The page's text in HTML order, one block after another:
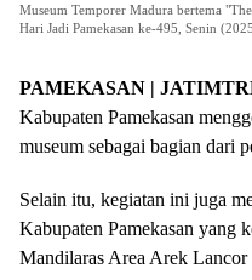
Museum Temporer Madura bertema
Hari Jadi Pamekasan ke-495, Senin
PAMEKASAN |
Kabupaten Pamekasan
museum sebagai bagian dari
Selain itu, kegiatan ini juga
Kabupaten Pamekasan yang
Mandilaras Area Arek Lancor